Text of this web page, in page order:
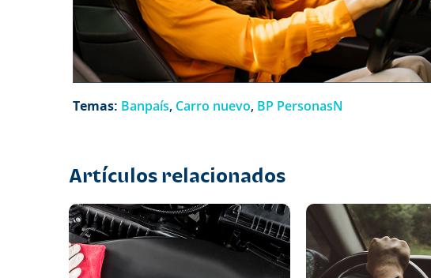
Temas: Banpaís, Carro nuevo, BP PersonasN
Artículos relacionados